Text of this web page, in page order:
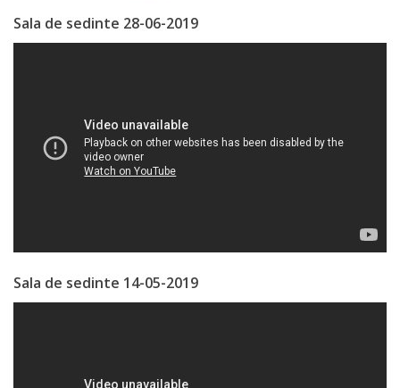
Consiliul
Secretarul
Consiliului
Comisii
de
Sala de sedinte 28-06-2019
Sala de sedinte 14-05-2019